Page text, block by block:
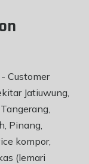
Customer
Jatiuwung,
Pinang,
kompor,
(lemari